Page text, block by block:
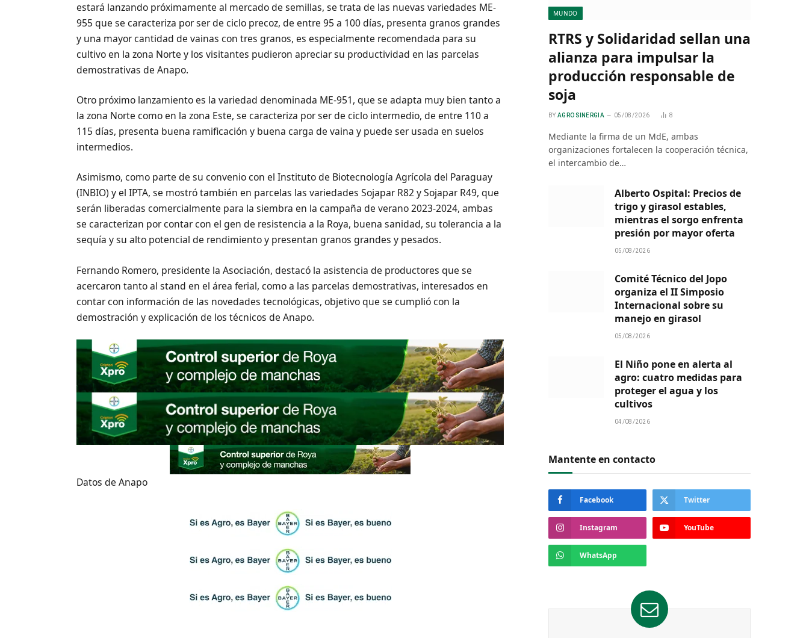
estará lanzando próximamente al mercado de semillas, se trata de las nuevas variedades ME-
955 que se caracteriza por ser de ciclo precoz, de entre 95 a 100 días, presenta granos grandes
y una mayor cantidad de vainas con tres granos, es especialmente recomendada para su
cultivo en la zona Norte y los visitantes pudieron apreciar su productividad en las parcelas
demostrativas de Anapo.
Otro próximo lanzamiento es la variedad denominada ME-951, que se adapta muy bien tanto a
la zona Norte como en la zona Este, se caracteriza por ser de ciclo intermedio, de entre 110 a
115 días, presenta buena ramificación y buena carga de vaina y puede ser usada en suelos
intermedios.
Asimismo, como parte de su convenio con el Instituto de Biotecnología Agrícola del Paraguay
(INBIO) y el IPTA, se mostró también en parcelas las variedades Sojapar R82 y Sojapar R49, que
serán liberadas comercialmente para la siembra en la campaña de verano 2023-2024, ambas
se caracterizan por contar con el gen de resistencia a la Roya, buena sanidad, su tolerancia a la
sequía y su alto potencial de rendimiento y presentan granos grandes y pesados.
Fernando Romero, presidente la Asociación, destacó la asistencia de productores que se
acercaron tanto al stand en el área ferial, como a las parcelas demostrativas, interesados en
contar con información de las novedades tecnológicas, objetivo que se cumplió con la
demostración y explicación de los técnicos de Anapo.
Datos de Anapo
MUNDO
RTRS y Solidaridad sellan una
alianza para impulsar la
producción responsable de
soja
BY AGRO SINERGIA 05/08/2026 8
Mediante la firma de un MdE, ambas
organizaciones fortalecen la cooperación técnica,
el intercambio de…
Alberto Ospital: Precios de
trigo y girasol estables,
mientras el sorgo enfrenta
presión por mayor oferta
05/08/2026
Comité Técnico del Jopo
organiza el II Simposio
Internacional sobre su
manejo en girasol
05/08/2026
El Niño pone en alerta al
agro: cuatro medidas para
proteger el agua y los
cultivos
04/08/2026
Mantente en contacto
Facebook Twitter
Instagram YouTube
WhatsApp